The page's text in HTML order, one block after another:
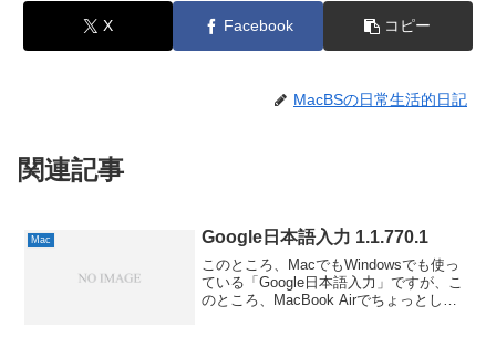
X Facebook コピー
MacBSの日常生活的日記
関連記事
Mac Google日本語入力 1.1.770.1
このところ、MacでもWindowsでも使っ
ている「Google日本語入力」ですが、こ
のところ、MacBook Airでちょっとした